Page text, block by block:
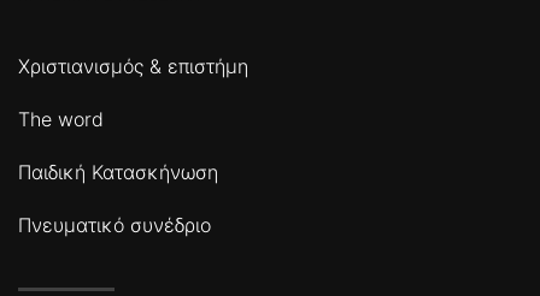
Χριστιανισμός & επιστήμη
The word
Παιδική Κατασκήνωση
Πνευματικό συνέδριο